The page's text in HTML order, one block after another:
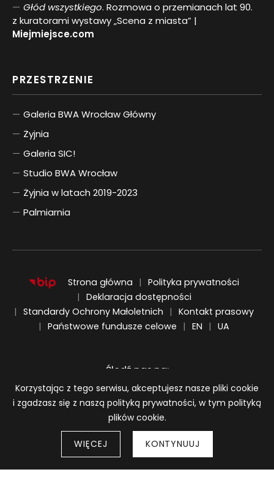
Głód wszystkiego. Rozmowa o przemianach lat 90.
z kuratorami wystawy „Scena z miasta” |
Miejmiejsce.com
PRZESTRZENIE
Galeria BWA Wrocław Główny
Żyjnia
Galeria SIC!
Studio BWA Wrocław
Żyjnia w latach 2019-2023
Palmiarnia
Strona główna
Polityka prywatności
Deklaracja dostępności
Standardy Ochrony Małoletnich
Kontakt prasowy
Państwowe fundusze celowe
EN
ENGLISH
UA
UKRAIŃSKI
Śledź nas na:
BWA Wrocław Galerie Sztuki Współczesnej
Wróć do góry strony
Informacja o plikach cookie
Korzystając z tego serwisu, akceptujesz nasze pliki cookie
i zgadzasz się z naszą polityką prywatności, w tym polityką
plików cookie.
WIĘCEJ KONTYNUUJ